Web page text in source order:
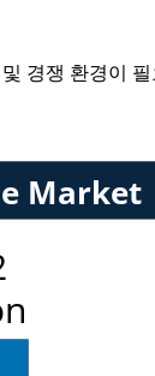
경쟁 환경이